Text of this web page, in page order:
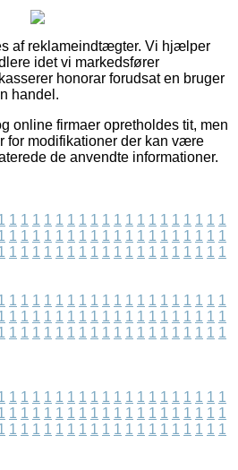
af reklameindtægter. Vi hjælper
idet vi markedsfører
honorar forudsat en bruger
handel.
online firmaer opretholdes tit, men
for modifikationer der kan være
de anvendte informationer.
1 1 1 1 1 1 1 1 1 1 1 1 1 1 1 1 1 1 1
1 1 1 1 1 1 1 1 1 1 1 1 1 1 1 1 1 1 1
1 1 1 1 1 1 1 1 1 1 1 1 1 1 1 1 1 1 1
1 1 1 1 1 1 1 1 1 1 1 1 1 1 1 1 1 1 1
1 1 1 1 1 1 1 1 1 1 1 1 1 1 1 1 1 1 1
1 1 1 1 1 1 1 1 1 1 1 1 1 1 1 1 1 1 1
1 1 1 1 1 1 1 1 1 1 1 1 1 1 1 1 1 1 1
1 1 1 1 1 1 1 1 1 1 1 1 1 1 1 1 1 1 1
1 1 1 1 1 1 1 1 1 1 1 1 1 1 1 1 1 1 1